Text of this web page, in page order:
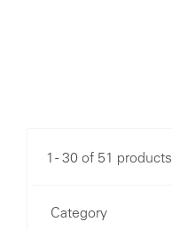
1 - 30 of 51 products
Category